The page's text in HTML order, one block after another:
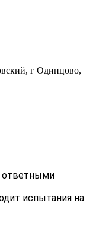
г Одинцово,
ответными
испытания на